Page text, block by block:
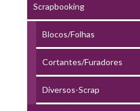
Scrapbooking
Blocos/Folhas
Cortantes/Furadores
Diversos-Scrap